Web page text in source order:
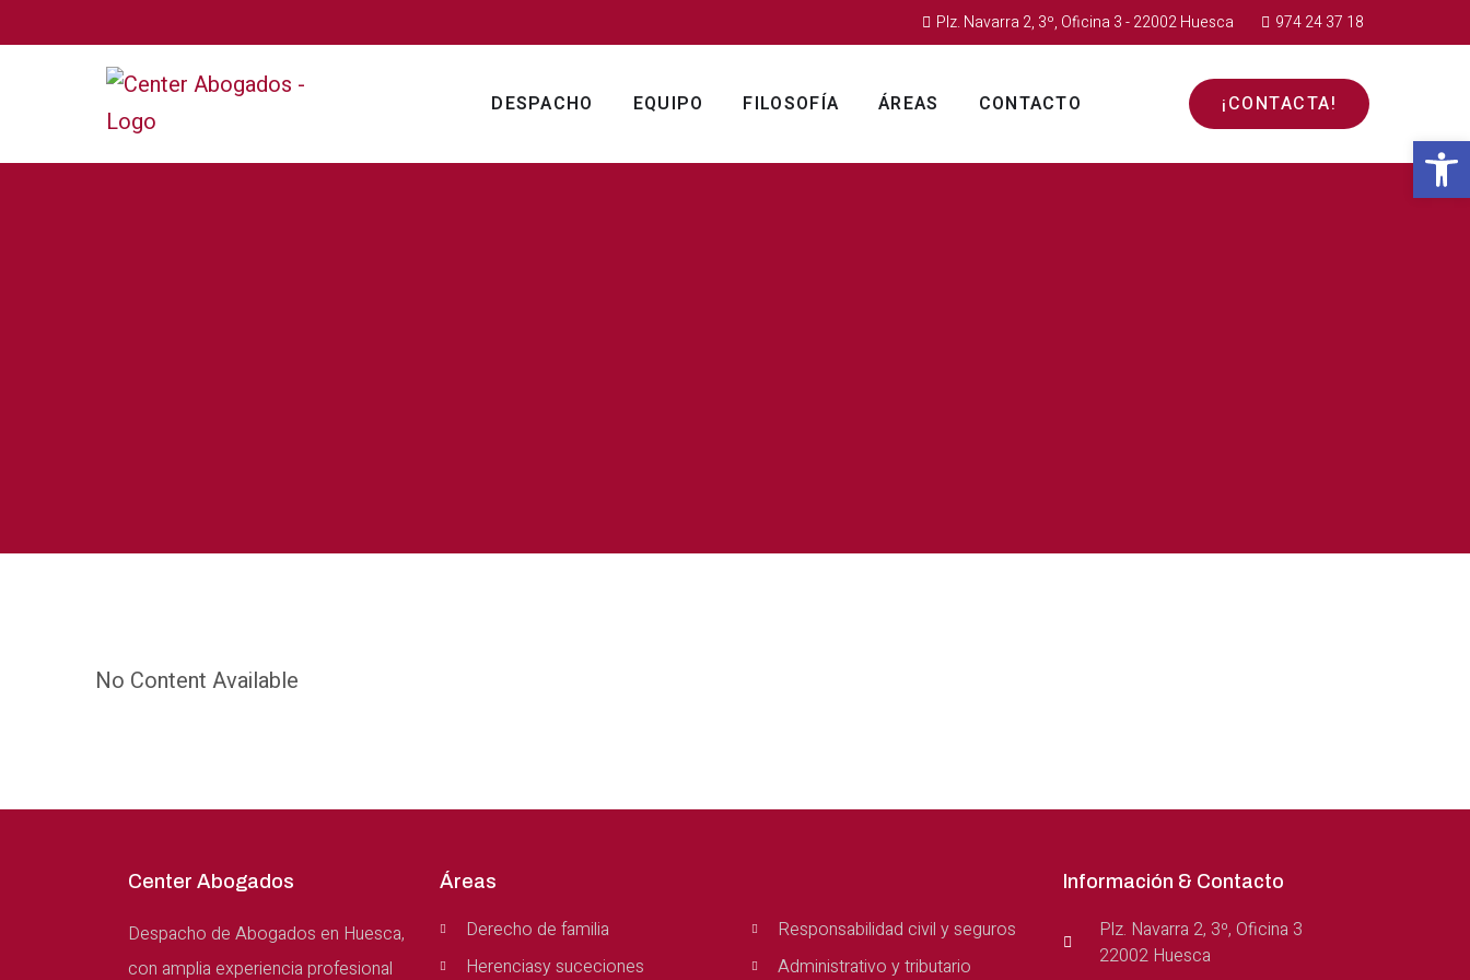
Plz. Navarra 2, 3º, Oficina 3 - 22002 Huesca 974 24 37 18
DESPACHO EQUIPO FILOSOFÍA ÁREAS CONTACTO ¡CONTACTA!
No Content Available
Center Abogados
Despacho de Abogados en Huesca,
con amplia experiencia profesional
Áreas
Derecho de familia
Herenciasy suceciones
Responsabilidad civil y seguros
Administrativo y tributario
Información & Contacto
Plz. Navarra 2, 3º, Oficina 3
22002 Huesca